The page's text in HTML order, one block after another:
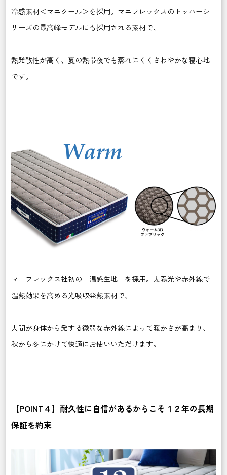
冷感素材＜マニクール＞を採用。マニフレックスのトッパーシ
リーズの最高峰モデルにも採用される素材で、
熱発散性が高く、夏の熱帯夜でも蒸れにくくさわやかな寝心地
です。
マニフレックス社初の「温感生地」を採用。太陽光や赤外線で
温熱効果を高める光吸収発熱素材で、
人間が身体から発する微弱な赤外線によって暖かさが高まり、
秋から冬にかけて快適にお使いいただけます。
【POINT４】耐久性に自信があるからこそ１２年の長期
保証を約束